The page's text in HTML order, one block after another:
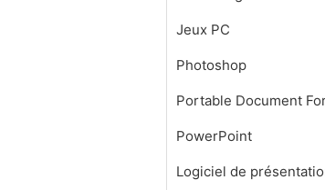
Jeux PC
Photoshop
Portable Document
PowerPoint
Logiciel de